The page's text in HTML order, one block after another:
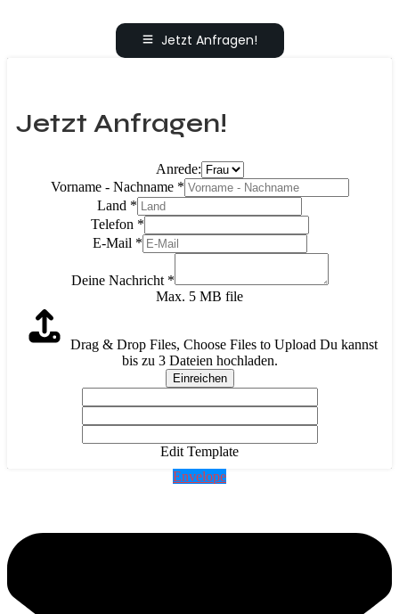
Jetzt Anfragen!
Jetzt Anfragen!
Anrede:
Vorname - Nachname *
Land *
Telefon *
E-Mail *
Deine Nachricht *
Max. 5 MB file
Drag & Drop Files, Choose Files to Upload Du kannst
bis zu 3 Dateien hochladen.
Einreichen
Edit Template
Envelope